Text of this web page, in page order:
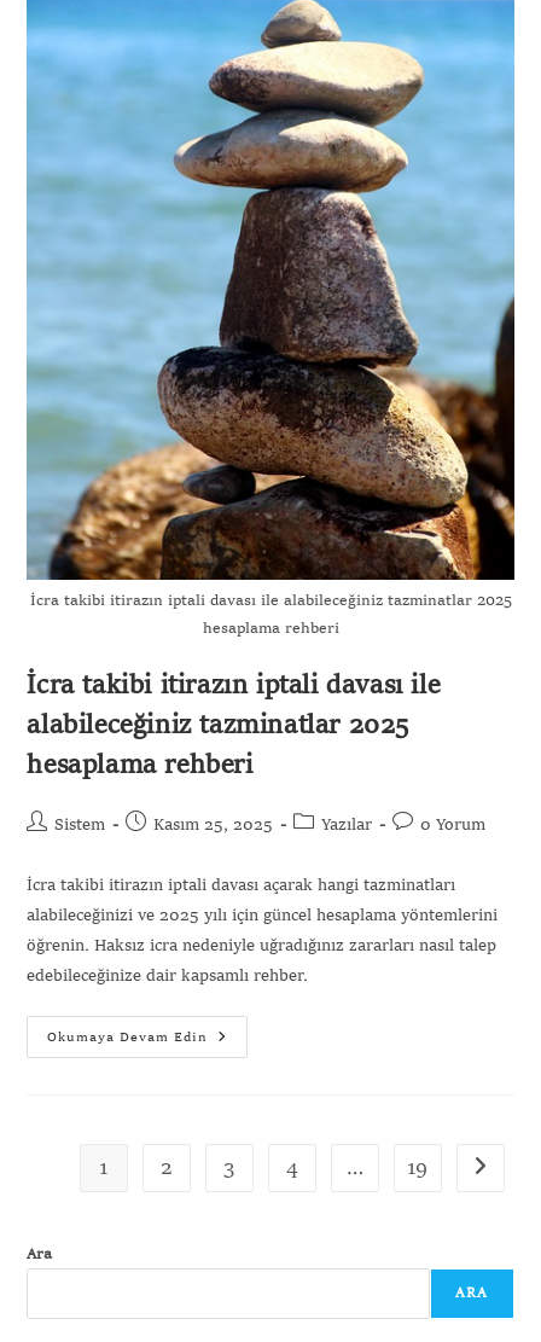
İcra takibi itirazın iptali davası ile alabileceğiniz tazminatlar 2025
hesaplama rehberi
İcra takibi itirazın iptali davası ile
alabileceğiniz tazminatlar 2025
hesaplama rehberi
Sistem Kasım 25, 2025 Yazılar 0 Yorum
İcra takibi itirazın iptali davası açarak hangi tazminatları
alabileceğinizi ve 2025 yılı için güncel hesaplama yöntemlerini
öğrenin. Haksız icra nedeniyle uğradığınız zararları nasıl talep
edebileceğinize dair kapsamlı rehber.
Okumaya Devam Edin
1 2 3 4 … 19
Ara
ARA